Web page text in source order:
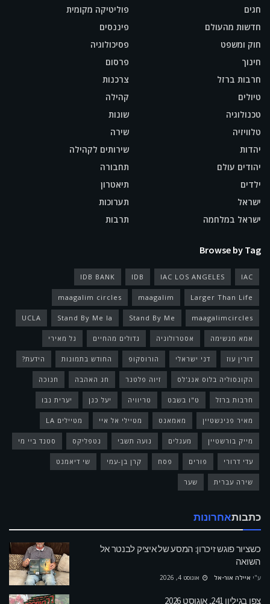
חגים
חדשות מהעולם
חוק ומשפט
חינוך
חרבות ברזל
טיולים
טכנולוגיה
טלוויזיה
יהדות
יהודים עולם
ילדים
ישראל
ישראל במלחמה
פוליטיקה מקומית
פיננסים
פסיכולוגיה
פרסום
צרכנות
קהילה
שונות
שירה
שירותים לקהילה
תחבורה
תיאטרון
תערוכות
תרבות
Browse by Tag
IAC
IAC LOS ANGELES
IDB
IDB BANK
Larger Than Life
maagalim
maagalim circles
maagalimcircles
Stand By Me
Stand By Me la
UCLA
אמא מגשימה אסטרולוגיה גדולים מהחיים גל מאירי
דורין עוז דני ישראלי הורוסקופ החודש בתמונות הידעת?
הקונסוליה בלוס אנג'לס זיוה פלטנר חג האהבה חנוכה
חרבות ברזל ט"ו בשבט טריוויה יעל כגן יערית נבו
מאיר פניגשטיין מאמאנט מטיילי אל איי מטיילים LA
מייק בורשטיין מעגלים נועה תשבי נטפליקס סטנד ביי מי
עדי דרורי פורים פסח קרן בן-עמי שי דיאמנט
שירה עברית שער
כתבותאחרונות
כשציור פוגש זיכרון: המסע של איציק לבנטר אל
השואה
ע"י איילה אור-אל אוגוסט 4, 2026
צפו בגיליון 241, אוגוסט 2026